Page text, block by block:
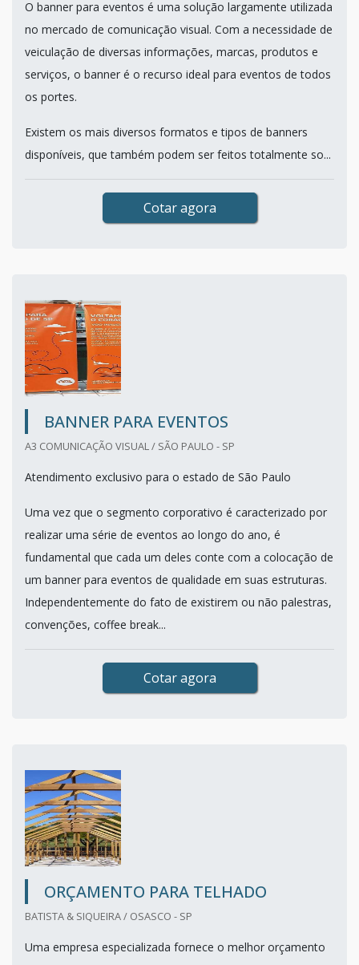
O banner para eventos é uma solução largamente utilizada
no mercado de comunicação visual. Com a necessidade de
veiculação de diversas informações, marcas, produtos e
serviços, o banner é o recurso ideal para eventos de todos
os portes.
Existem os mais diversos formatos e tipos de banners
disponíveis, que também podem ser feitos totalmente so...
Cotar agora
BANNER PARA EVENTOS
A3 COMUNICAÇÃO VISUAL / SÃO PAULO - SP
Atendimento exclusivo para o estado de São Paulo
Uma vez que o segmento corporativo é caracterizado por
realizar uma série de eventos ao longo do ano, é
fundamental que cada um deles conte com a colocação de
um banner para eventos de qualidade em suas estruturas.
Independentemente do fato de existirem ou não palestras,
convenções, coffee break...
Cotar agora
ORÇAMENTO PARA TELHADO
BATISTA & SIQUEIRA / OSASCO - SP
Uma empresa especializada fornece o melhor orçamento